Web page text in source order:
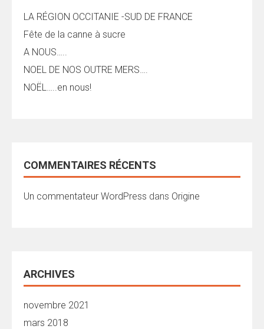
LA RÉGION OCCITANIE -SUD DE FRANCE
Fête de la canne à sucre
A NOUS…..
NOEL DE NOS OUTRE MERS….
NOËL…..en nous!
COMMENTAIRES RÉCENTS
Un commentateur WordPress dans Origine
ARCHIVES
novembre 2021
mars 2018